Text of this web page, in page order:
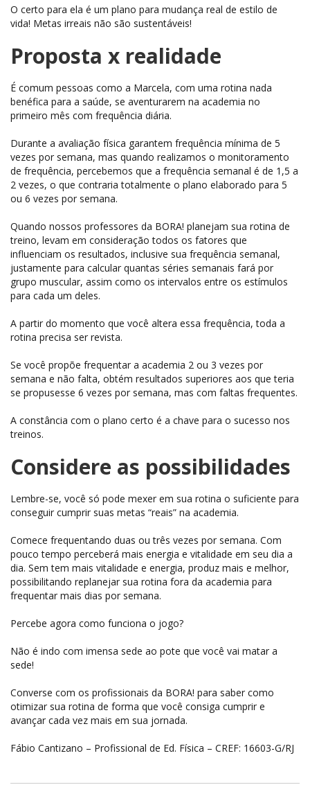
O certo para ela é um plano para mudança real de estilo de
vida! Metas irreais não são sustentáveis!
Proposta x realidade
É comum pessoas como a Marcela, com uma rotina nada
benéfica para a saúde, se aventurarem na academia no
primeiro mês com frequência diária.
Durante a avaliação física garantem frequência mínima de 5
vezes por semana, mas quando realizamos o monitoramento
de frequência, percebemos que a frequência semanal é de 1,5 a
2 vezes, o que contraria totalmente o plano elaborado para 5
ou 6 vezes por semana.
Quando nossos professores da BORA! planejam sua rotina de
treino, levam em consideração todos os fatores que
influenciam os resultados, inclusive sua frequência semanal,
justamente para calcular quantas séries semanais fará por
grupo muscular, assim como os intervalos entre os estímulos
para cada um deles.
A partir do momento que você altera essa frequência, toda a
rotina precisa ser revista.
Se você propõe frequentar a academia 2 ou 3 vezes por
semana e não falta, obtém resultados superiores aos que teria
se propusesse 6 vezes por semana, mas com faltas frequentes.
A constância com o plano certo é a chave para o sucesso nos
treinos.
Considere as possibilidades
Lembre-se, você só pode mexer em sua rotina o suficiente para
conseguir cumprir suas metas “reais” na academia.
Comece frequentando duas ou três vezes por semana. Com
pouco tempo perceberá mais energia e vitalidade em seu dia a
dia. Sem tem mais vitalidade e energia, produz mais e melhor,
possibilitando replanejar sua rotina fora da academia para
frequentar mais dias por semana.
Percebe agora como funciona o jogo?
Não é indo com imensa sede ao pote que você vai matar a
sede!
Converse com os profissionais da BORA! para saber como
otimizar sua rotina de forma que você consiga cumprir e
avançar cada vez mais em sua jornada.
Fábio Cantizano – Profissional de Ed. Física – CREF: 16603-G/RJ